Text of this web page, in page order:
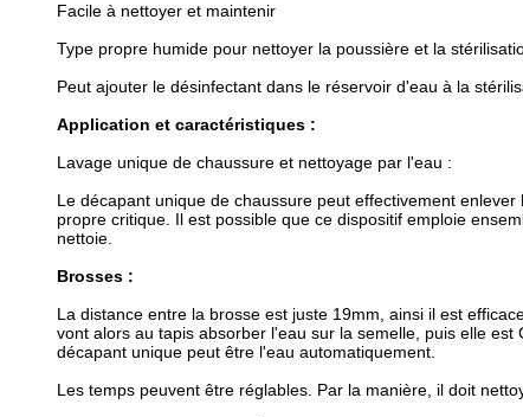
Facile à nettoyer et maintenir
Type propre humide pour nettoyer la poussière et la
Peut ajouter le désinfectant dans le réservoir d'eau à la
Application et caractéristiques :
Lavage unique de chaussure et nettoyage par l'eau :
Le décapant unique de chaussure peut effectivement
propre critique. Il est possible que ce dispositif emploie
nettoie.
Brosses :
La distance entre la brosse est juste 19mm, ainsi il est
vont alors au tapis absorber l'eau sur la semelle, puis elle
décapant unique peut être l'eau automatiquement.
Les temps peuvent être réglables. Par la manière, il doit